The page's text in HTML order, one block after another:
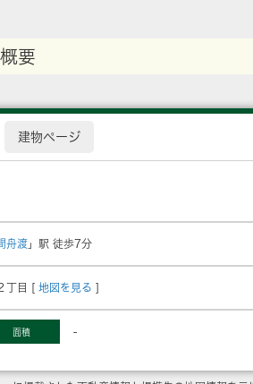
要
建物ページ
舟渡 」駅 徒歩7分
丁目 [ 地図を見る ]
面積 -